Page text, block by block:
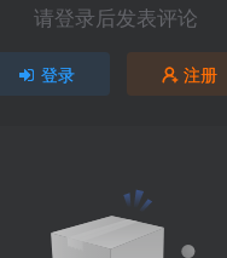
请登录后发表评论
登录 注册